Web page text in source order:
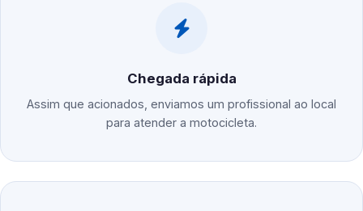
Chegada rápida
Assim que acionados, enviamos um profissional ao local
para atender a motocicleta.